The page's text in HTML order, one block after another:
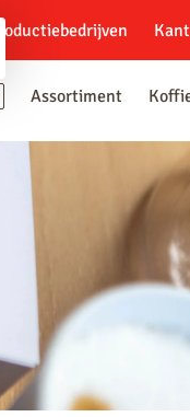
Productiebedrijven
Assortiment